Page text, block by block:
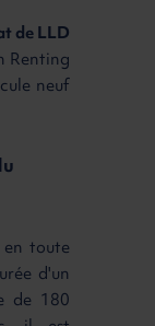
de LLD
Renting
neuf
toute
d'un
de 180